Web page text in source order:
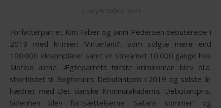
1. september 2022
Forfatterparret Kim Faber og Janni Pedersen debuterede i
2019 med krimien ‘Vinterland‘, som solgte mere end
100.000 eksemplarer samt er streamet 10.000 gange hos
Mofibo alene. Ægteparrets første krimiroman blev bl.a.
shortlistet til Bogforums Debutantpris i 2019 og sidste år
hædret med Det danske Kriminalakademis Debutantpris.
Sidenhen blev fortsættelserne ‘Satans sommer‘ og